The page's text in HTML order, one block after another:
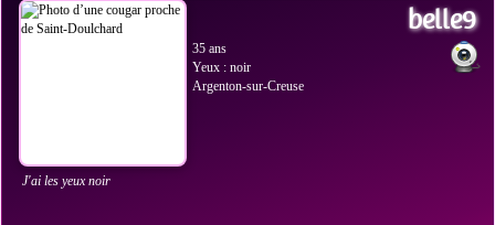
belle9
35 ans
Yeux : noir
Argenton-sur-Creuse
J'ai les yeux noir